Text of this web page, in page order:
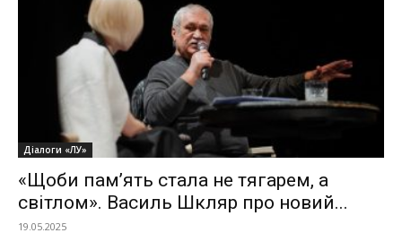
Діалоги «ЛУ»
«Щоби пам’ять стала не тягарем, а
світлом». Василь Шкляр про новий...
19.05.2025